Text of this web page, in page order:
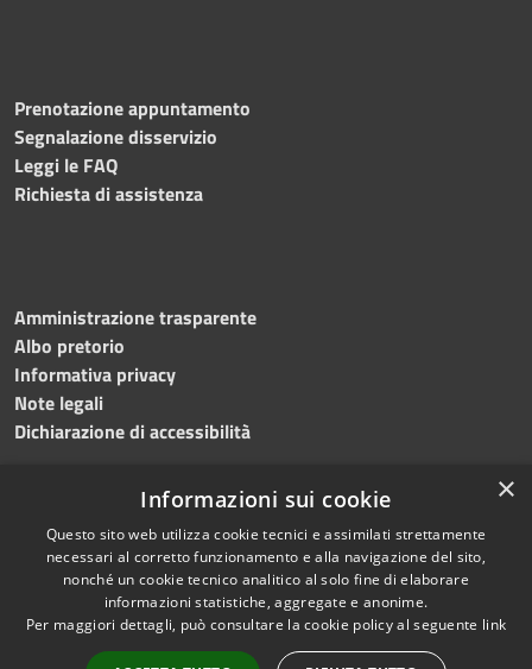
Prenotazione appuntamento
Segnalazione disservizio
Leggi le FAQ
Richiesta di assistenza
Amministrazione trasparente
Albo pretorio
Informativa privacy
Note legali
Dichiarazione di accessibilità
RSS
Accessibilità
Cookie
Mappa del sito
Copyright © 2024 •
Comune diGrottaminarda
• Powered byMunicipium
•Redazione
×
Informazioni sui cookie
Questo sito web utilizza cookie tecnici e assimilati strettamente
necessari al corretto funzionamento e alla navigazione del sito,
nonché un cookie tecnico analitico al solo fine di elaborare
informazioni statistiche, aggregate e anonime.
Per maggiori dettagli, può consultare la cookie policy al seguente link